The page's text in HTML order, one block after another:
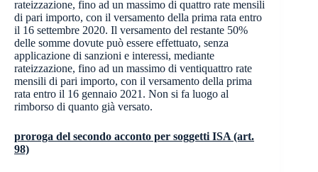
rateizzazione, fino ad un massimo di quattro rate mensili
di pari importo, con il versamento della prima rata entro
il 16 settembre 2020. Il versamento del restante 50%
delle somme dovute può essere effettuato, senza
applicazione di sanzioni e interessi, mediante
rateizzazione, fino ad un massimo di ventiquattro rate
mensili di pari importo, con il versamento della prima
rata entro il 16 gennaio 2021. Non si fa luogo al
rimborso di quanto già versato.
proroga del secondo acconto per soggetti ISA (art.
98)